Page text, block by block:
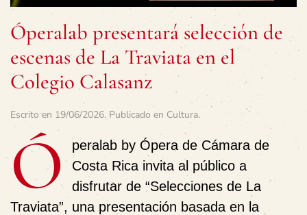
Óperalab presentará selección de
escenas de La Traviata en el
Colegio Calasanz
Escrito en 19/06/2026. Publicado en Cultura.
Ó
peralab by Ópera de Cámara de
Costa Rica invita al público a
disfrutar de “Selecciones de La
Traviata”, una presentación basada en la